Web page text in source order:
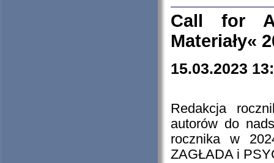
Call for
Materiały«
15.03.2023
Redakcja
autorów do
rocznika w
ZAGŁADA i